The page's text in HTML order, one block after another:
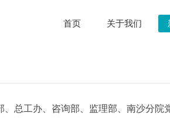
首页 关于我们
、总工办、咨询部、监理部、南沙分院